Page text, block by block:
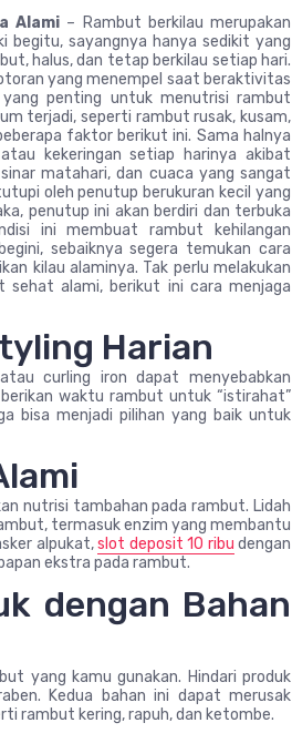
Alami – Rambut berkilau merupakan
begitu, sayangnya hanya sedikit yang
halus, dan tetap berkilau setiap hari.
yang menempel saat beraktivitas
penting untuk menutrisi rambut
terjadi, seperti rambut rusak, kusam,
faktor berikut ini. Sama halnya
kekeringan setiap harinya akibat
matahari, dan cuaca yang sangat
oleh penutup berukuran kecil yang
penutup ini akan berdiri dan terbuka
ini membuat rambut kehilangan
sebaiknya segera temukan cara
kilau alaminya. Tak perlu melakukan
sehat alami, berikut ini cara menjaga
Harian
curling iron dapat menyebabkan
waktu rambut untuk “istirahat”
bisa menjadi pilihan yang baik untuk
nutrisi tambahan pada rambut. Lidah
termasuk enzim yang membantu
alpukat,slot deposit 10 ribu dengan
ekstra pada rambut.
dengan Bahan
yang kamu gunakan. Hindari produk
Kedua bahan ini dapat merusak
rambut kering, rapuh, dan ketombe.